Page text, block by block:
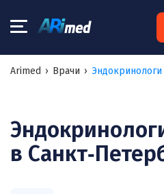
Arimed › Врачи › Эндокринологи
в
Запишитесь на